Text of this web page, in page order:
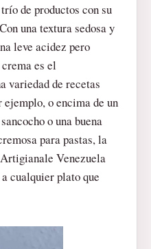
de productos con su
una textura sedosa y
leve acidez pero
es el
variedad de recetas
ejemplo, o encima de un
o una buena
para pastas, la
Venezuela
cualquier plato que